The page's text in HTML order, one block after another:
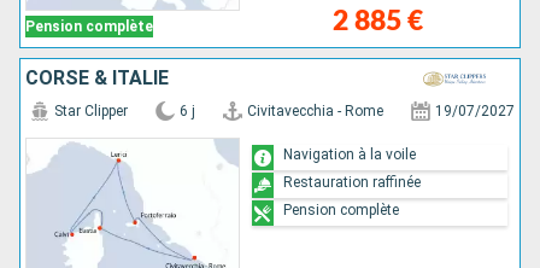
Pension complète 2 885 €
CORSE & ITALIE
Star Clipper 6 j Civitavecchia - Rome 19/07/2027
Navigation à la voile
Restauration raffinée
Pension complète